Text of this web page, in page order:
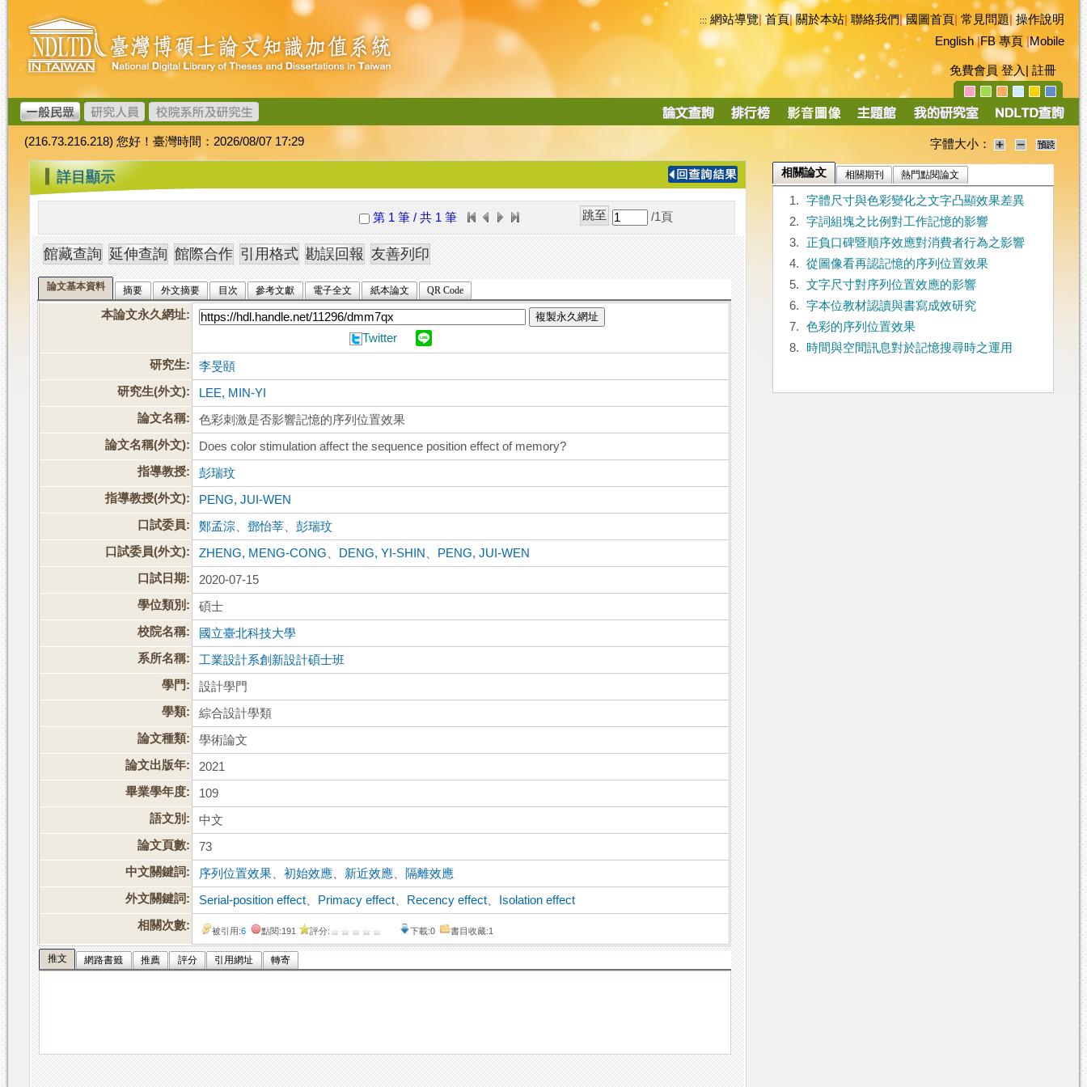
跳
到
主
要
內
容
臺
灣
博
碩
士
論
文
加
值
系
統
::: 網站導覽|首頁|關於本站 聯絡我們|國圖首頁 常見問題|操作說明
English|FB 專頁|Mobile
免費會員 登入 註冊
導
(216.73.216.218) 您好！臺灣時間：2026/08/07 17:29 字體大小：
::: 詳目顯示
第 1 筆 / 共 1 筆 /1 頁
論文基本資料 摘要 外文摘要 目次 參考文獻 電子全文 紙本論文 QR Code
本論文永久網址: 複製永久網址
Twitter
研究生:
李旻頤
研究生(外文):
LEE, MIN-YI
論文名稱:
色彩刺激是否影響記憶的序列位置效果
論文名稱(外文):
Does color stimulation affect the sequence position effect of memory?
指導教授:
彭瑞玟
指導教授(外文):
PENG, JUI-WEN
口試委員:
鄭孟淙 、鄧怡莘 、彭瑞玟
口試委員(外文):
ZHENG, MENG-CONG DENG, YI-SHIN
PENG, JUI-WEN
口試日期:
2020-07-15
學位類別:
碩士
校院名稱:
國立臺北科技大學
系所名稱:
工業設計系創新設計碩士班
學門:
設計學門
學類:
綜合設計學類
論文種類:
學術論文
論文出版年:
2021
畢業學年度:
109
語文別:
中文
論文頁數:
73
中文關鍵詞:
序列位置效果 、初始效應 新近效應
隔離效應
外文關鍵詞:
Serial-position effect Primacy effect Recency effect
Isolation effect
相關次數:
被引用:6 點閱:191 評分: 下載:0 書目收藏:1
推文 網路書籤 推薦 評分 引用網址 轉寄
相關論文 相關期刊 熱門點閱論文
1.
字體尺寸與色彩變化之文字凸顯效果差異
2.
字詞組塊之比例對工作記憶的影響
3.
正負口碑暨順序效應對消費者行為之影響
4.
從圖像看再認記憶的序列位置效果
5.
文字尺寸對序列位置效應的影響
6.
字本位教材認讀與書寫成效研究
7.
色彩的序列位置效果
8.
時間與空間訊息對於記憶搜尋時之運用